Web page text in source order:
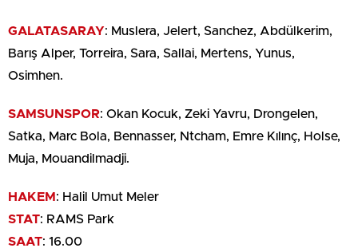
GALATASARAY: Muslera, Jelert, Sanchez, Abdülkerim,
Barış Alper, Torreira, Sara, Sallai, Mertens, Yunus,
Osimhen.
SAMSUNSPOR: Okan Kocuk, Zeki Yavru, Drongelen,
Satka, Marc Bola, Bennasser, Ntcham, Emre Kılınç, Holse,
Muja, Mouandilmadji.
HAKEM: Halil Umut Meler
STAT: RAMS Park
SAAT: 16.00